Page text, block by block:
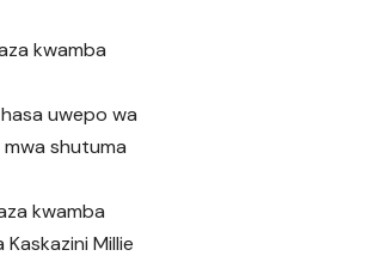
kwamba
uwepo wa
shutuma
kwamba
Millie